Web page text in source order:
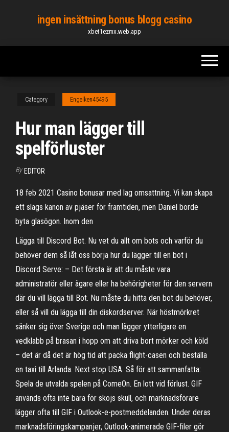
content
ingen insättning bonus blogg casino
xbet1ezmx.web.app
Category Engelken45495
Hur man lägger till
spelförluster
By EDITOR
18 feb 2021 Casino bonusar med lag omsattning. Vi kan skapa
ett slags kanon av pjäser för framtiden, men Daniel borde
byta glasögon. Inom den
Lägga till Discord Bot. Nu vet du allt om bots och varför du
behöver dem så låt oss börja hur du lägger till en bot i
Discord Serve: – Det första är att du måste vara
administratör eller ägare eller ha behörigheter för den servern
där du vill lägga till Bot. Nu måste du hitta den bot du behöver,
eller så vill du lägga till din diskordserver. När höstmörkret
sänker sig över Sverige och man lägger ytterligare en
vedklabb på brasan i hopp om att driva bort mörker och köld
– det är då det är hög tid att packa flight-casen och beställa
en taxi till Arlanda. Next stop USA. Så för att sammanfatta:
Spela de utvalda spelen på ComeOn. En lott vid förlust. GIF
används ofta inte bara för skojs skull, och marknadsförare
lägger ofta till GIF i Outlook-e-postmeddelanden. Under deras
marknadsföringskampanjer, Outlook-animerade GIF-filer gör